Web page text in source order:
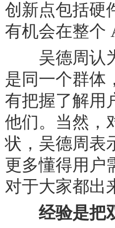
创新点包括硬
有机会在整个
吴德周认为
是同一个群体
有把握了解用
他们。当然，
状，吴德周表
更多懂得用户
对于大家都出
经验是把